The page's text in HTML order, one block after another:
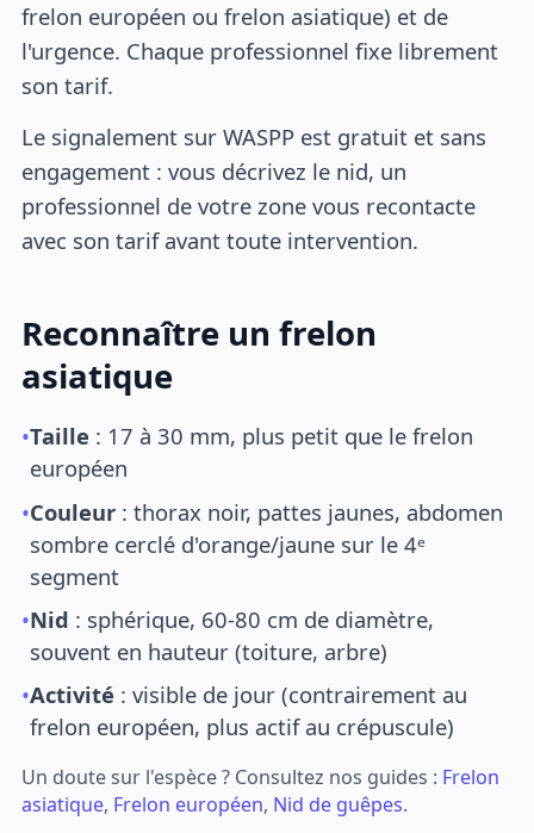
frelon européen ou frelon asiatique) et de
l'urgence. Chaque professionnel fixe librement
son tarif.
Le signalement sur WASPP est gratuit et sans
engagement : vous décrivez le nid, un
professionnel de votre zone vous recontacte
avec son tarif avant toute intervention.
Reconnaître un frelon
asiatique
•Taille : 17 à 30 mm, plus petit que le frelon
européen
•Couleur : thorax noir, pattes jaunes, abdomen
sombre cerclé d'orange/jaune sur le 4ᵉ
segment
•Nid : sphérique, 60-80 cm de diamètre,
souvent en hauteur (toiture, arbre)
•Activité : visible de jour (contrairement au
frelon européen, plus actif au crépuscule)
Un doute sur l'espèce ? Consultez nos guides : Frelon
asiatique, Frelon européen, Nid de guêpes.